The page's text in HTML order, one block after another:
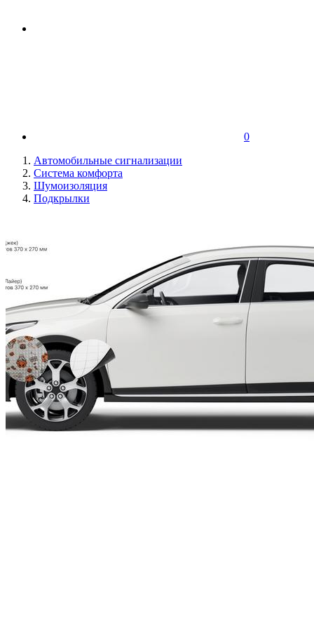
0
Автомобильные сигнализации
Система комфорта
Шумоизоляция
Подкрылки